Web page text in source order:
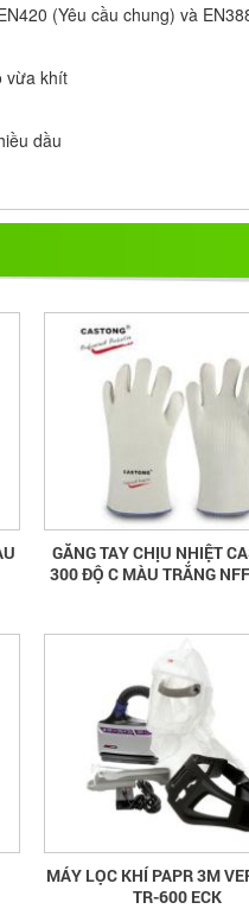
(Yêu cầu chung) và
vừa khít
dầu
GĂNG TAY CHỊU NHIỆT
300 ĐỘ C MÀU TRẮNG
MÁY LỌC KHÍ PAPR 3M
TR-600 ECK